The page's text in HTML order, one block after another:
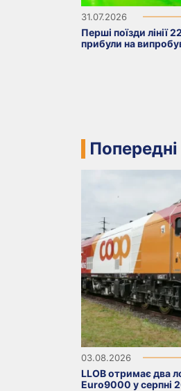
31.07.2026
Перші поїзди лінії
прибули на
03.08.2026
LLOB отримає два
Euro9000 у серпні